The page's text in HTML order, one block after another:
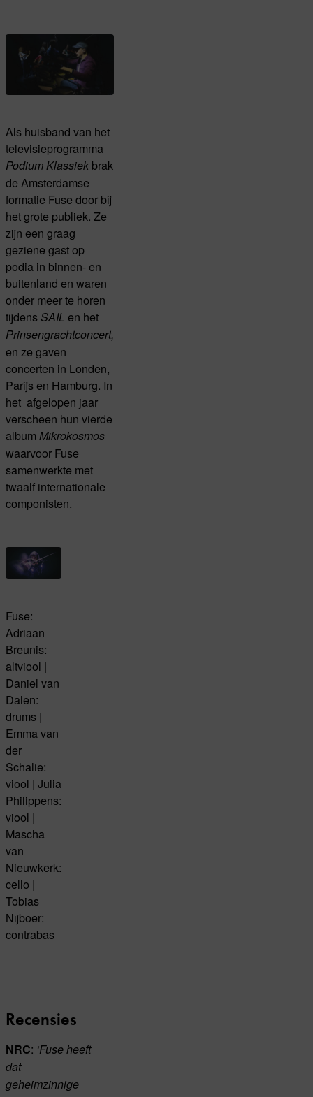
Als huisband van het
televisieprogramma
Podium Klassiek brak
de Amsterdamse
formatie Fuse door bij
het grote publiek. Ze
zijn een graag
geziene gast op
podia in binnen- en
buitenland en waren
onder meer te horen
tijdens SAIL en het
Prinsengrachtconcert,
en ze gaven
concerten in Londen,
Parijs en Hamburg. In
het afgelopen jaar
verscheen hun vierde
album Mikrokosmos
waarvoor Fuse
samenwerkte met
twaalf internationale
componisten.
Fuse:
Adriaan
Breunis:
altviool |
Daniel van
Dalen:
drums |
Emma van
der
Schalie:
viool | Julia
Philippens:
viool |
Mascha
van
Nieuwkerk:
cello |
Tobias
Nijboer:
contrabas
Recensies
NRC: ‘Fuse heeft
dat
geheimzinnige